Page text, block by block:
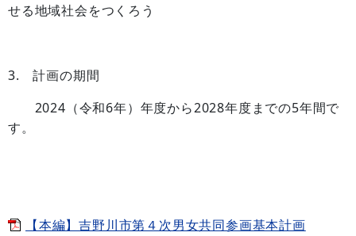
せる地域社会をつくろう
3. 計画の期間
2024（令和6年）年度から2028年度までの5年間で
す。
【本編】吉野川市第４次男女共同参画基本計画